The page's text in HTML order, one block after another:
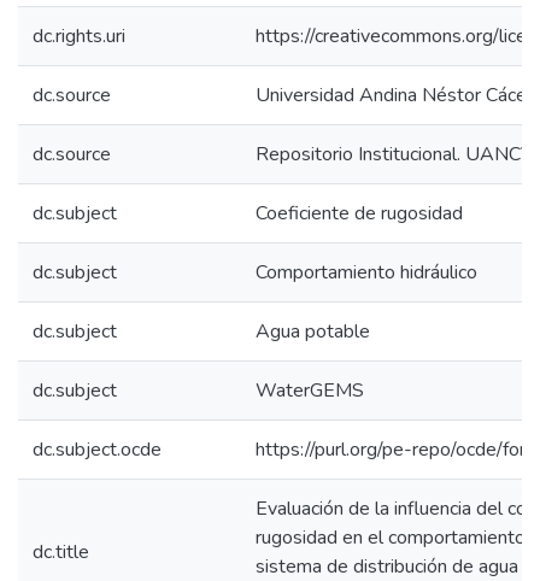
dc.rights.uri https://creativecommons.org/
dc.source Universidad Andina Néstor
dc.source Repositorio Institucional. UANCV
dc.subject Coeficiente de rugosidad
dc.subject Comportamiento hidráulico
dc.subject Agua potable
dc.subject WaterGEMS
dc.subject.ocde https://purl.org/pe-repo/ocde/
dc.title
Evaluación de la influencia del
rugosidad en el comportamiento
sistema de distribución de agua